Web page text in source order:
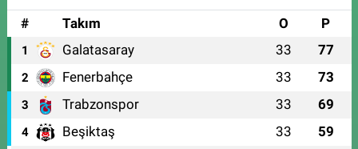
#
Takım O P
1 Galatasaray 33 77
2 Fenerbahçe 33 73
3 Trabzonspor 33 69
4 Beşiktaş 33 59